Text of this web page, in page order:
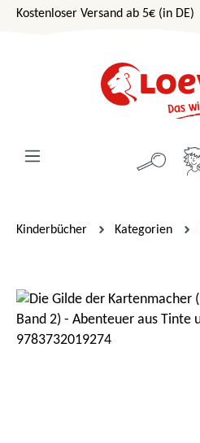
Zum Hauptinhalt springen
Kostenloser Versand ab 5€ (in DE)
Kinderbücher Kategorien
Bildergalerie überspringen